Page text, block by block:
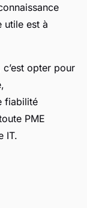
utile est à
opter pour
fiabilité
PME
IT.